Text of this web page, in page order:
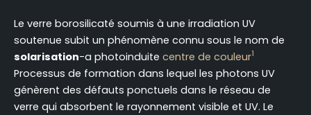
Le verre borosilicaté soumis à une irradiation UV
soutenue subit un phénomène connu sous le nom de
solarisation-a photoinduite centre de couleur1
Processus de formation dans lequel les photons UV
génèrent des défauts ponctuels dans le réseau de
verre qui absorbent le rayonnement visible et UV. Le